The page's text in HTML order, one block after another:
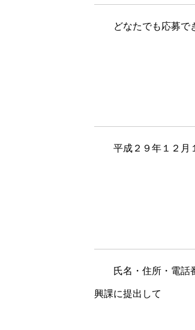
どなたでも応募で
平成２９年１２月
氏名・住所・電話
興課に提出して